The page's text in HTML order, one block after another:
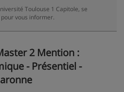
Toulouse 1 Capitole, se
vous informer.
2 Mention :
- Présentiel -